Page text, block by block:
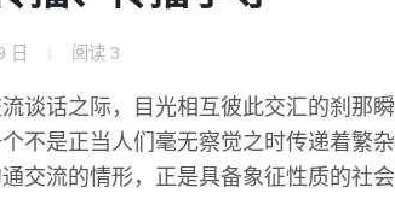
日 阅读 3
谈话之际，目光相互彼此交汇的刹那瞬
不是正当人们毫无察觉之时传递着繁杂
交流的情形，正是具备象征性质的社会